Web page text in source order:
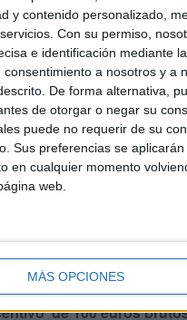
y contenido personalizado,
Con su permiso,
e identificación mediante
consentimiento a nosotros y a
De forma alternativa,
de otorgar o negar su
puede no requerir de su
Sus preferencias se
en cualquier momento
web.
MÁS OPCIONES
de 100 euros